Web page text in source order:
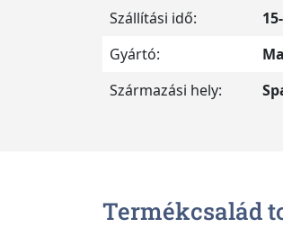
Szállítási idő:
Gyártó:
Származási hely:
Termékcsalád